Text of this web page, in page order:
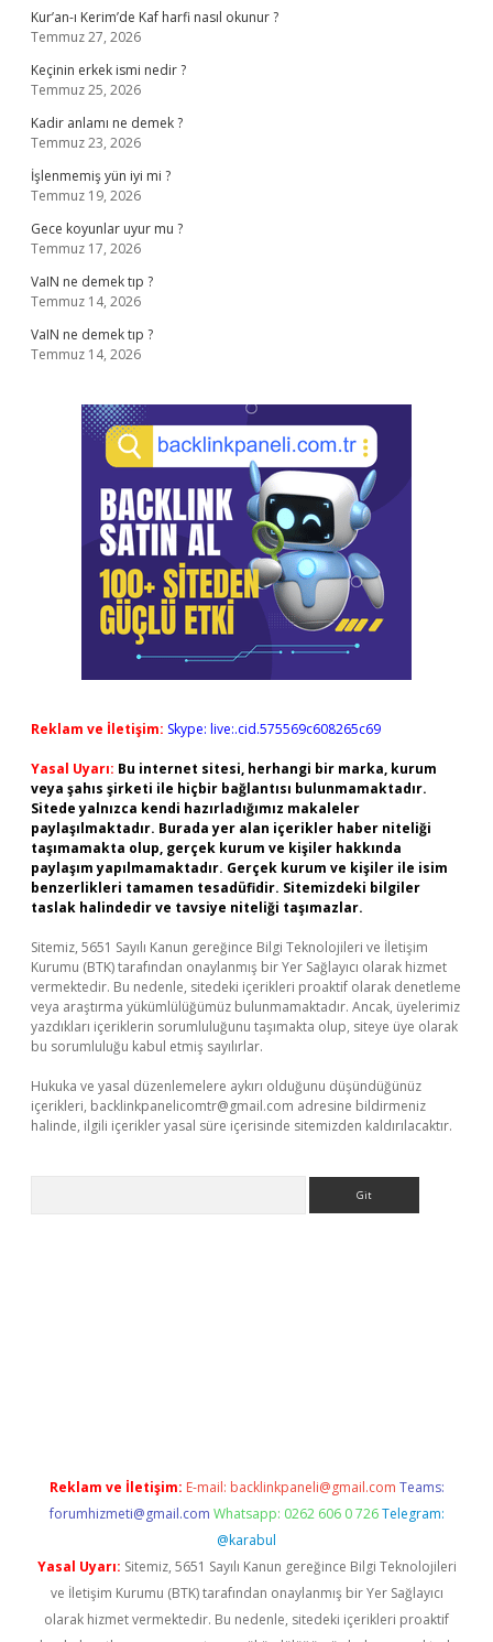
Kur’an-ı Kerim’de Kaf harfi nasıl okunur ?
Temmuz 27, 2026
Keçinin erkek ismi nedir ?
Temmuz 25, 2026
Kadir anlamı ne demek ?
Temmuz 23, 2026
İşlenmemiş yün iyi mi ?
Temmuz 19, 2026
Gece koyunlar uyur mu ?
Temmuz 17, 2026
VaIN ne demek tıp ?
Temmuz 14, 2026
VaIN ne demek tıp ?
Temmuz 14, 2026
Reklam ve İletişim: Skype: live:.cid.575569c608265c69
Yasal Uyarı: Bu internet sitesi, herhangi bir marka, kurum
veya şahıs şirketi ile hiçbir bağlantısı bulunmamaktadır.
Sitede yalnızca kendi hazırladığımız makaleler
paylaşılmaktadır. Burada yer alan içerikler haber niteliği
taşımamakta olup, gerçek kurum ve kişiler hakkında
paylaşım yapılmamaktadır. Gerçek kurum ve kişiler ile isim
benzerlikleri tamamen tesadüfidir. Sitemizdeki bilgiler
taslak halindedir ve tavsiye niteliği taşımazlar.
Sitemiz, 5651 Sayılı Kanun gereğince Bilgi Teknolojileri ve İletişim
Kurumu (BTK) tarafından onaylanmış bir Yer Sağlayıcı olarak hizmet
vermektedir. Bu nedenle, sitedeki içerikleri proaktif olarak denetleme
veya araştırma yükümlülüğümüz bulunmamaktadır. Ancak, üyelerimiz
yazdıkları içeriklerin sorumluluğunu taşımakta olup, siteye üye olarak
bu sorumluluğu kabul etmiş sayılırlar.
Hukuka ve yasal düzenlemelere aykırı olduğunu düşündüğünüz
içerikleri, backlinkpanelicomtr@gmail.com adresine bildirmeniz
halinde, ilgili içerikler yasal süre içerisinde sitemizden kaldırılacaktır.
Reklam ve İletişim: E-mail: backlinkpaneli@gmail.com Teams:
forumhizmeti@gmail.com Whatsapp: 0262 606 0 726 Telegram:
@karabul
Yasal Uyarı: Sitemiz, 5651 Sayılı Kanun gereğince Bilgi Teknolojileri
ve İletişim Kurumu (BTK) tarafından onaylanmış bir Yer Sağlayıcı
olarak hizmet vermektedir. Bu nedenle, sitedeki içerikleri proaktif